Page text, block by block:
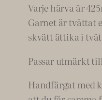
Varje härva är
Garnet är tvättat
skvätt ättika i
Passar utmärkt
Handfärgat med